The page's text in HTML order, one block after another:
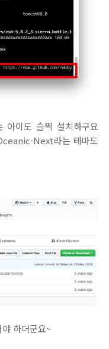
아이도 슬쩍 설치하구요
Next라는 테마도
하더군요~